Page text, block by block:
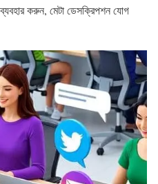
ব্যবহার করুন, মেটা ডেসক্রিপশন যোগ